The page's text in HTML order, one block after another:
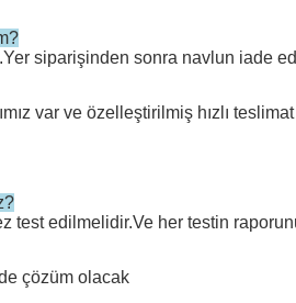
siparişinden sonra navlun iade
var ve özelleştirilmiş hızlı
test edilmelidir.Ve her testin
çözüm olacak